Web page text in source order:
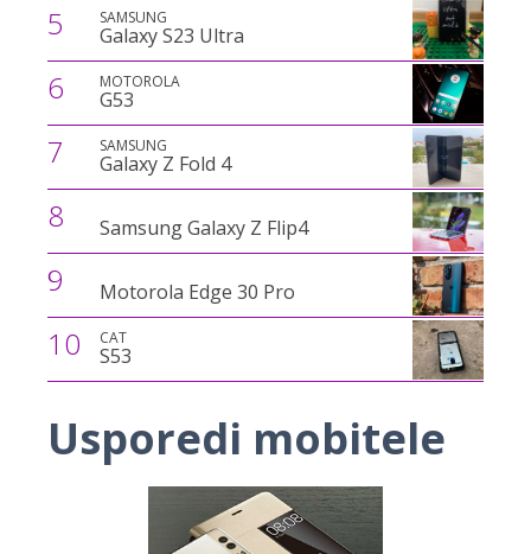
5 SAMSUNG
Galaxy S23 Ultra
6 MOTOROLA
G53
7 SAMSUNG
Galaxy Z Fold 4
8 Samsung Galaxy Z Flip4
9 Motorola Edge 30 Pro
10 CAT
S53
Usporedi mobitele